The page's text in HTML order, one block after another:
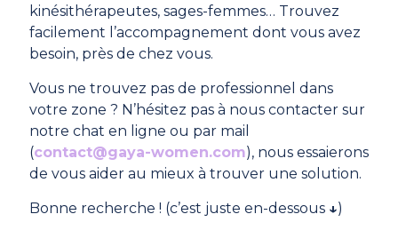
kinésithérapeutes, sages-femmes… Trouvez
facilement l’accompagnement dont vous avez
besoin, près de chez vous.
Vous ne trouvez pas de professionnel dans
votre zone ? N’hésitez pas à nous contacter sur
notre chat en ligne ou par mail
(contact@gaya-women.com), nous essaierons
de vous aider au mieux à trouver une solution.
Bonne recherche ! (c’est juste en-dessous ↓)